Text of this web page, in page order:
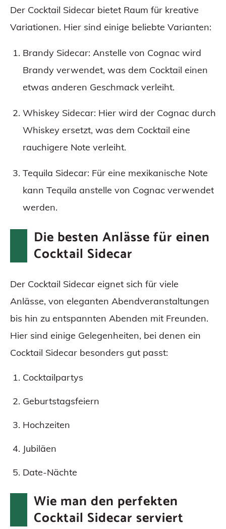
Der Cocktail Sidecar bietet Raum für kreative
Variationen. Hier sind einige beliebte Varianten:
Brandy Sidecar: Anstelle von Cognac wird
Brandy verwendet, was dem Cocktail einen
etwas anderen Geschmack verleiht.
Whiskey Sidecar: Hier wird der Cognac durch
Whiskey ersetzt, was dem Cocktail eine
rauchigere Note verleiht.
Tequila Sidecar: Für eine mexikanische Note
kann Tequila anstelle von Cognac verwendet
werden.
Die besten Anlässe für einen
Cocktail Sidecar
Der Cocktail Sidecar eignet sich für viele
Anlässe, von eleganten Abendveranstaltungen
bis hin zu entspannten Abenden mit Freunden.
Hier sind einige Gelegenheiten, bei denen ein
Cocktail Sidecar besonders gut passt:
Cocktailpartys
Geburtstagsfeiern
Hochzeiten
Jubiläen
Date-Nächte
Wie man den perfekten
Cocktail Sidecar serviert